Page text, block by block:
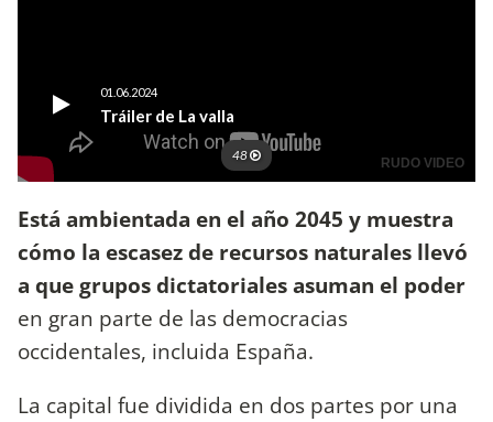
Está ambientada en el año 2045 y muestra
cómo la escasez de recursos naturales llevó
a que grupos dictatoriales asuman el poder
en gran parte de las democracias
occidentales, incluida España.
La capital fue dividida en dos partes por una